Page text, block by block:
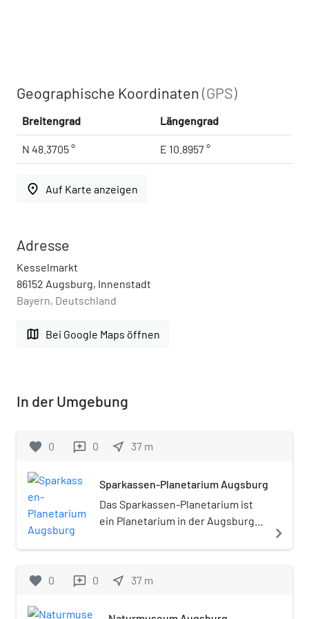
Geographische Koordinaten(GPS)
Breitengrad Längengrad
N 48.3705 ° E 10.8957 °
place Auf Karte anzeigen
Adresse
Kesselmarkt
86152 Augsburg, Innenstadt
Bayern, Deutschland
map Bei Google Maps öffnen
In der Umgebung
favorite 0 reviews 0 near_me 37 m
Sparkassen-Planetarium Augsburg
Das Sparkassen-Planetarium ist
ein Planetarium in der Augsburger
Stadtsparkasse 1985 ins Leben
Betrieb aufnahm.
navigate_next
favorite 0 reviews 0 near_me 37 m